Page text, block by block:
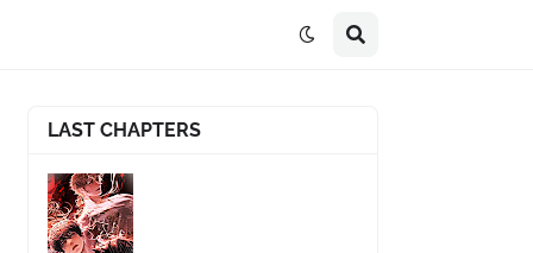
LAST CHAPTERS